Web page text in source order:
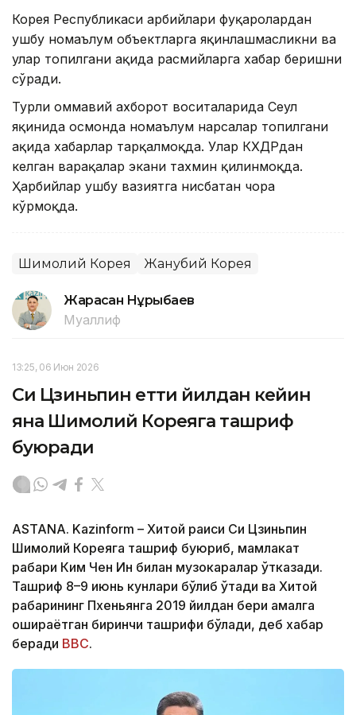
Корея Республикаси ҳарбийлари фуқаролардан
ушбу номаълум объектларга яқинлашмасликни ва
улар топилгани ҳақида расмийларга хабар беришни
сўради.
Турли оммавий ахборот воситаларида Сеул
яқинида осмонда номаълум нарсалар топилгани
ҳақида хабарлар тарқалмоқда. Улар КХДРдан
келган варақалар экани тахмин қилинмоқда.
Ҳарбийлар ушбу вазиятга нисбатан чора
кўрмоқда.
Шимолий Корея Жанубий Корея
Жарасқан Нұрыбаев
Муаллиф
13:25, 06 Июн 2026
Си Цзиньпин етти йилдан кейин
яна Шимолий Кореяга ташриф
буюради
ASTANA. Kazinform – Хитой раиси Си Цзиньпин
Шимолий Кореяга ташриф буюриб, мамлакат
раҳбари Ким Чен Ин билан музокаралар ўтказади.
Ташриф 8–9 июнь кунлари бўлиб ўтади ва Хитой
раҳбарининг Пхеньянга 2019 йилдан бери амалга
ошираётган биринчи ташрифи бўлади, деб хабар
беради BBC.